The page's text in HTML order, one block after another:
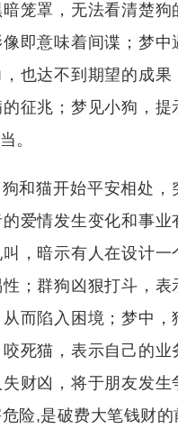
笼罩，无法看清楚狗
即意味着间谍；梦中
也达不到期望的成果
征兆；梦见小狗，提
。
和猫开始平安相处，
爱情发生变化和事业
，暗示有人在设计一
；群狗凶狠打斗，表
而陷入困境；梦中，
死猫，表示自己的业
失财凶，将于朋友发
险,是破费大笔钱财